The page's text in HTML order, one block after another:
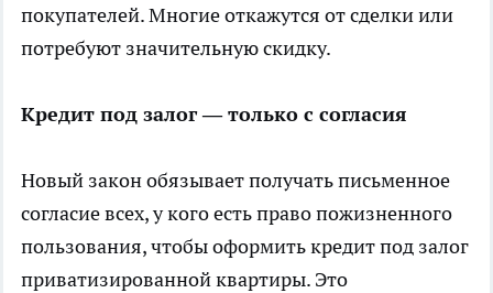
покупателей. Многие откажутся от сделки или
потребуют значительную скидку.
Кредит под залог — только с согласия
Новый закон обязывает получать письменное
согласие всех, у кого есть право пожизненного
пользования, чтобы оформить кредит под залог
приватизированной квартиры. Это